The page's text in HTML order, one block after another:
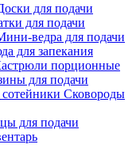
для подачи
для подачи
ведра для подачи
для запекания
порционные
для подачи
Сковороды
для подачи